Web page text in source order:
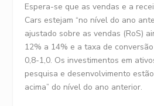
Espera-se que as vendas e a
Cars estejam “no nível do ano
ajustado sobre as vendas (RoS)
12% a 14% e a taxa de
0,8-1,0. Os investimentos em
pesquisa e desenvolvimento
acima” do nível do ano anterior.